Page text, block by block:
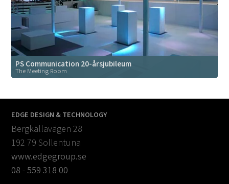
PS Communication 20-årsjubileum
The Meeting Room
EDGE DESIGN & TECHNOLOGY
Bergkällavägen 28
192 79 Sollentuna
www.edgegroup.se
08 - 559 318 00